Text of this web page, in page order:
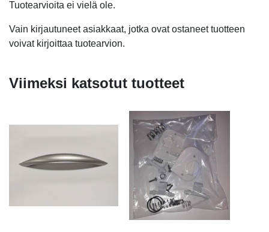
Tuotearvioita ei vielä ole.
Vain kirjautuneet asiakkaat, jotka ovat ostaneet tuotteen
voivat kirjoittaa tuotearvion.
Viimeksi katsotut tuotteet